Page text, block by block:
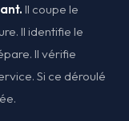
Il coupe le
Il identifie le
Il vérifie
Si ce déroulé